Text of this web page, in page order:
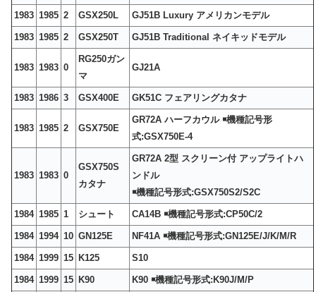
1983 1985 2 GSX250L GJ51B Luxury アメリカンモデル
1983 1985 2 GSX250T GJ51B Traditional ネイキッドモデル
1983 1983 0
RG250ガン
マ
GJ21A
1983 1986 3 GSX400E GK51C フェアリングカタナ
1983 1985 2 GSX750E
GR72A ハーフカウル ￭機種記号形
式:GSX750E-4
1983 1983 0
GSX750S
カタナ
GR72A 2型 スクリーン付 アップライトハ
ンドル
￭機種記号形式:GSX750S2/S2C
1984 1985 1 シュート CA14B ￭機種記号形式:CP50C/2
1984 1994 10 GN125E NF41A ￭機種記号形式:GN125E/J/K/M/R
1984 1999 15 K125 S10
1984 1999 15 K90 K90 ￭機種記号形式:K90J/M/P